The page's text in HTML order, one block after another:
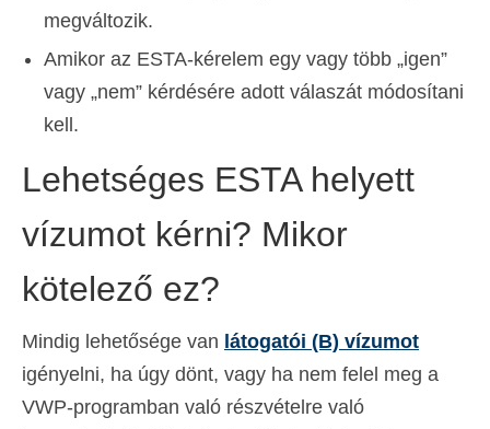
megváltozik.
Amikor az ESTA-kérelem egy vagy több „igen”
vagy „nem” kérdésére adott válaszát módosítani
kell.
Lehetséges ESTA helyett
vízumot kérni? Mikor
kötelező ez?
Mindig lehetősége van látogatói (B) vízumot
igényelni, ha úgy dönt, vagy ha nem felel meg a
VWP-programban való részvételre való